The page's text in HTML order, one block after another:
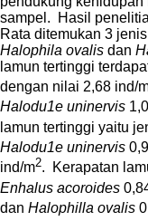
sampel. Hasil
Rata ditemukan 3
Halophila ovalis dan
lamun tertinggi
dengan nilai 2,68 ind/
Halodu1e uninervis
lamun tertinggi yaitu
Halodu1e uninervis
ind/m2. Kerapatan
Enhalus acoroides
dan Halophilla ovalis